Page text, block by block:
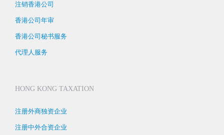
注销香港公司
香港公司年审
香港公司秘书服务
代理人服务
HONG KONG TAXATION
注册外商独资企业
注册中外合资企业